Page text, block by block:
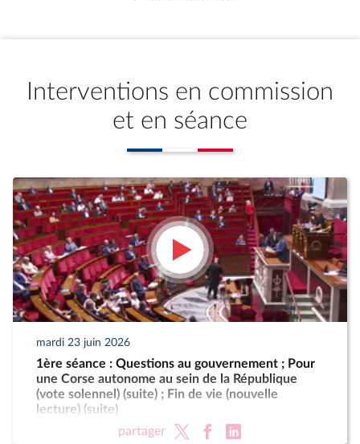
Interventions en commission
et en séance
mardi 23 juin 2026
1ère séance : Questions au gouvernement ; Pour
une Corse autonome au sein de la République
(vote solennel) (suite) ; Fin de vie (nouvelle
lecture) (suite)
partager